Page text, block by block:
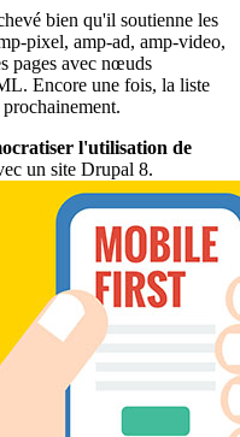
bien qu'il soutienne les
pixel, amp-ad, amp-video,
pages avec nœuds
Encore une fois, la liste
prochainement.
l'utilisation de
un site Drupal 8.